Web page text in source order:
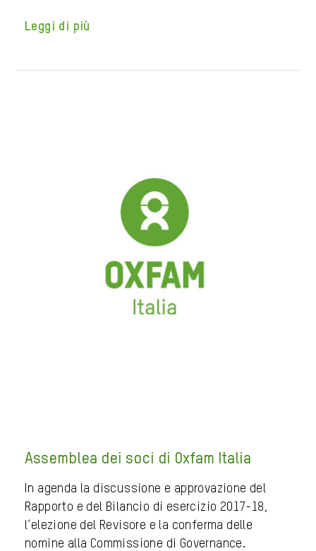
Leggi di più
Assemblea dei soci di Oxfam Italia
In agenda la discussione e approvazione del
Rapporto e del Bilancio di esercizio 2017-18,
l’elezione del Revisore e la conferma delle
nomine alla Commissione di Governance.